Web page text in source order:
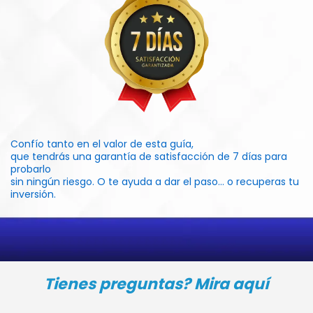
Confío tanto en el valor de esta guía,
que tendrás una garantía de satisfacción de 7 días para
probarlo
sin ningún riesgo. O te ayuda a dar el paso… o recuperas tu
inversión.
Tienes preguntas? Mira aquí